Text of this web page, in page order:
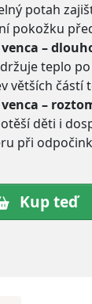
potah
pokožku
–
teplo
větších částí
–
děti i
při
Kup teď